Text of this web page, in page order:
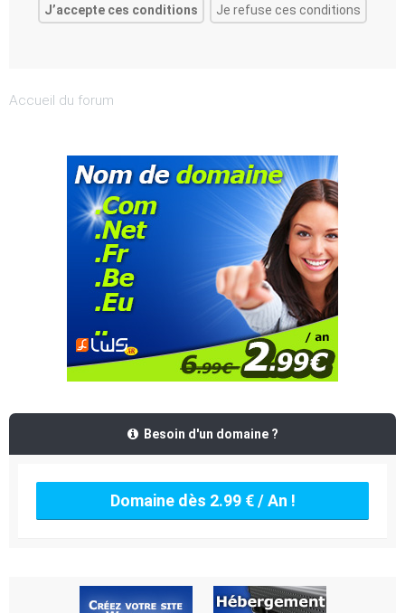
Accueil du forum
Besoin d'un domaine ?
Domaine dès 2.99 € / An !